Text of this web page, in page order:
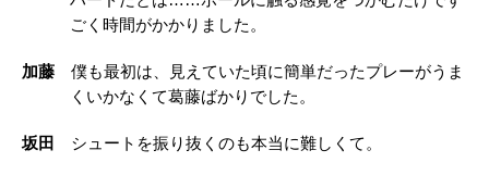
ごく時間がかかりました。
加藤 僕も最初は、見えていた頃に簡単だったプレーがうま
くいかなくて葛藤ばかりでした。
坂田 シュートを振り抜くのも本当に難しくて。